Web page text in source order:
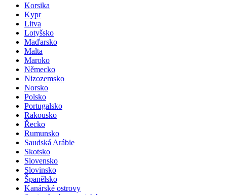
Korsika
Kypr
Litva
Lotyšsko
Maďarsko
Malta
Maroko
Německo
Nizozemsko
Norsko
Polsko
Portugalsko
Rakousko
Řecko
Rumunsko
Saudská Arábie
Skotsko
Slovensko
Slovinsko
Španělsko
Kanárské ostrovy